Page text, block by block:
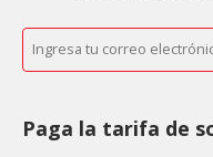
Paga la tarifa de